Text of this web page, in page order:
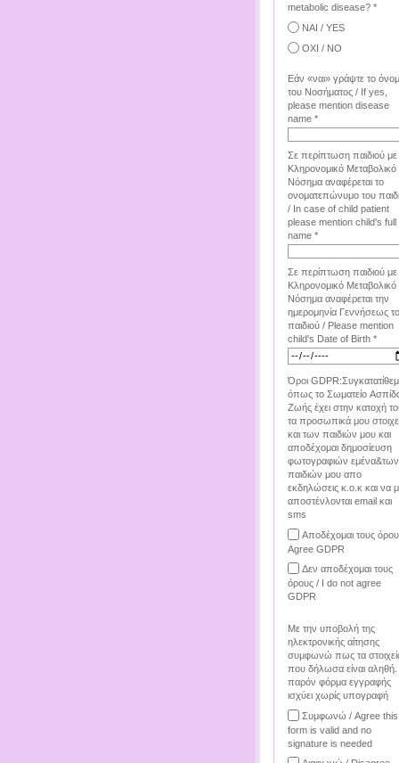
metabolic disease? *
ΝΑΙ / YES
ΟΧΙ / NO
Εάν «ναι» γράψτε το
του Νοσήματος / If yes,
please mention disease
name *
Σε περίπτωση παιδιού με
Κληρονομικό Μεταβολικό
Νόσημα αναφέρεται το
ονοματεπώνυμο του
/ In case of child patient
please mention child's full
name *
Σε περίπτωση παιδιού με
Κληρονομικό Μεταβολικό
Νόσημα αναφέρεται την
ημερομηνία Γεννήσεως
παιδιού / Please mention
child's Date of Birth *
Όροι
όπως το Σωματείο
Ζωής έχει στην κατοχή
τα προσωπικά μου
και των παιδιών μου και
αποδέχομαι δημοσίευση
φωτογραφιών εμένα&των
παιδιών μου απο
εκδηλώσεις κ.ο.κ και να
αποστένλονται email και
sms
Αποδέχομαι τους
Agree GDPR
Δεν αποδέχομαι τους
όρους / I do not agree
GDPR
Με την υποβολή της
ηλεκτρονικής αίτησης
συμφωνώ πως τα
που δήλωσα είναι
παρόν φόρμα εγγραφής
ισχύει χωρίς υπογραφή
Συμφωνώ / Agree this
form is valid and no
signature is needed